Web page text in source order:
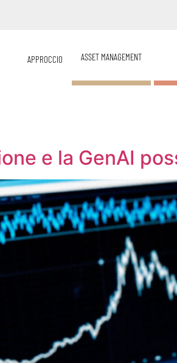
APPROCCIO ASSET MANAGEMENT
e la GenAI